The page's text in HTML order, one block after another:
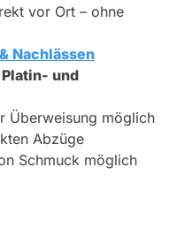
vor Ort – ohne
Nachlässen
und
Überweisung möglich
Abzüge
Schmuck möglich